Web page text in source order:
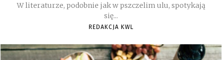
W literaturze, podobnie jak w pszczelim ulu, spotykają
się...
REDAKCJA KWL